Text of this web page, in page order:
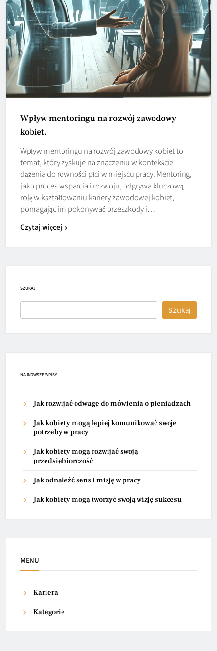
Wpływ mentoringu na rozwój zawodowy
kobiet.
Wpływ mentoringu na rozwój zawodowy kobiet to
temat, który zyskuje na znaczeniu w kontekście
dążenia do równości płci w miejscu pracy. Mentoring,
jako proces wsparcia i rozwoju, odgrywa kluczową
rolę w kształtowaniu kariery zawodowej kobiet,
pomagając im pokonywać przeszkody i…
Czytaj więcej
SZUKAJ
Szukaj
NAJNOWSZE WPISY
Jak rozwijać odwagę do mówienia o pieniądzach
Jak kobiety mogą lepiej komunikować swoje
potrzeby w pracy
Jak kobiety mogą rozwijać swoją
przedsiębiorczość
Jak odnaleźć sens i misję w pracy
Jak kobiety mogą tworzyć swoją wizję sukcesu
MENU
Kariera
Kategorie